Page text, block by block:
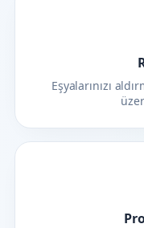
Eşyalarınızı